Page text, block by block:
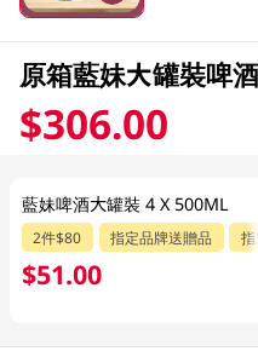
原箱藍妹大罐裝啤
$306.00
藍妹啤酒大罐裝 4 X 500ML
2件$80 指定品牌送贈品
$51.00